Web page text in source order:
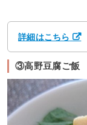
詳細はこちら
③高野豆腐ご飯